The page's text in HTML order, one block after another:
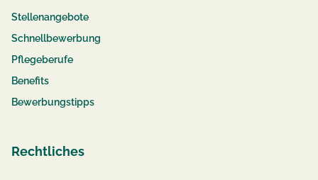
Stellenangebote
Schnellbewerbung
Pflegeberufe
Benefits
Bewerbungstipps
Rechtliches